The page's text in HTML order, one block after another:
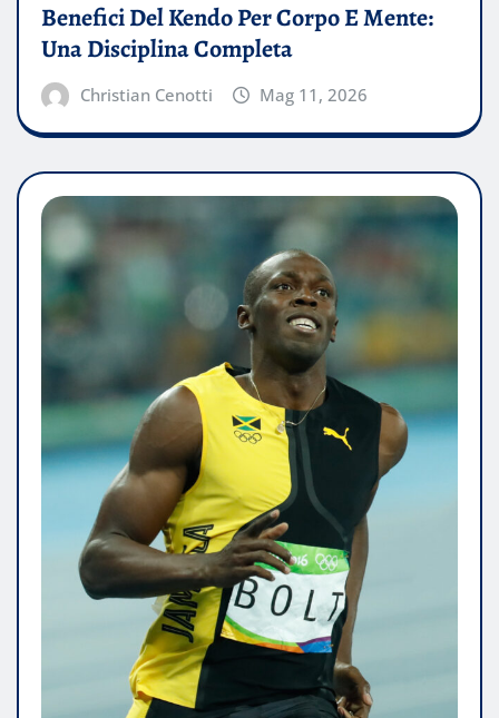
Benefici Del Kendo Per Corpo E Mente:
Una Disciplina Completa
Christian Cenotti Mag 11, 2026